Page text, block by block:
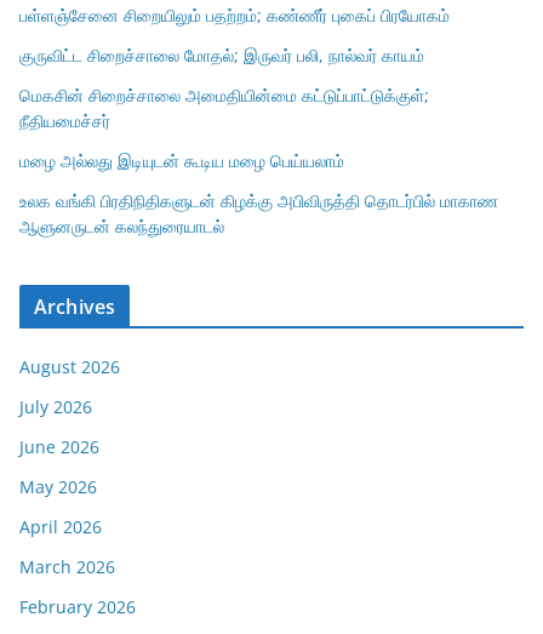
பள்ளஞ்சேனை சிறையிலும் பதற்றம்; கண்ணீர் புகைப் பிரயோகம்
குருவிட்ட சிறைச்சாலை மோதல்; இருவர் பலி, நால்வர் காயம்
மெகசின் சிறைச்சாலை அமைதியின்மை கட்டுப்பாட்டுக்குள்;
நீதியமைச்சர்
மழை அல்லது இடியுடன் கூடிய மழை பெய்யலாம்
உலக வங்கி பிரதிநிதிகளுடன் கிழக்கு அபிவிருத்தி தொடர்பில் மாகாண
ஆளுனருடன் கலந்துரையாடல்
Archives
August 2026
July 2026
June 2026
May 2026
April 2026
March 2026
February 2026